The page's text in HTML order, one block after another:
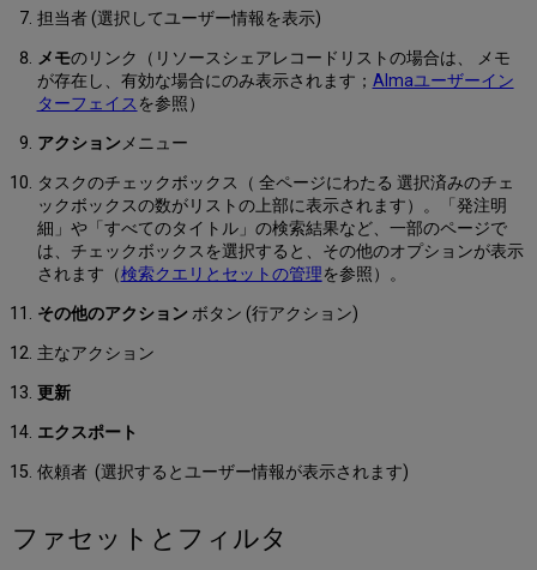
セ
ト
の
組
合
わ
せ
を
保
存
る
ィ
ー
セ
カ
リ
担当者 (選択してユーザー情報を表示)
メモのリンク（リソースシェアレコードリストの場合は、 メモ
が存在し、有効な場合にのみ表示されます； Almaユーザーイン
ターフェイス を参照）
アクションメニュー
タスクのチェックボックス（ 全ページにわたる 選択済みのチェ
ックボックスの数がリストの上部に表示されます）。「発注明
細」や「すべてのタイトル」の検索結果など、一部のページで
は、チェックボックスを選択すると、その他のオプションが表示
されます（検索クエリとセットの管理を参照）。
その他のアクション ボタン (行アクション)
主なアクション
更新
エクスポート
依頼者 (選択するとユーザー情報が表示されます)
ファセットとフィルタ